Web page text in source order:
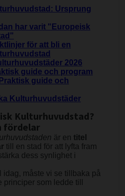
Ursprung
har varit "Europeisk
för att bli en
2026
guide och program
guide och
Kulturhuvudstäder
Kulturhuvudstad?
fördelar
är en titel
till en stad för att lyfta fram
dess synlighet i
idag, måste vi se tillbaka på
som ledde till